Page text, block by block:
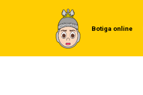
Botiga online